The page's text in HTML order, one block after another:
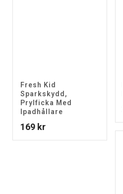
Fresh Kid
Sparkskydd,
Prylficka Med
Ipadhållare
169 kr